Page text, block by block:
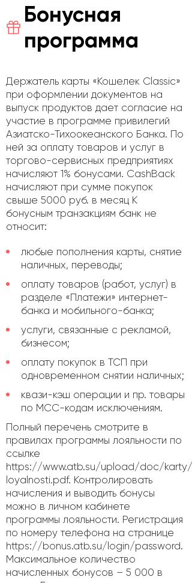
Бонусная
программа
Держатель карты «Кошелек Classic»
при оформлении документов на
выпуск продуктов дает согласие на
участие в программе привилегий
Азиатско-Тихоокеанского Банка. По
ней за оплату товаров и услуг в
торгово-сервисных предприятиях
начисляют 1% бонусами. CashBack
начисляют при сумме покупок
свыше 5000 руб. в месяц К
бонусным транзакциям банк не
относит:
любые пополнения карты, снятие
наличных, переводы;
оплату товаров (работ, услуг) в
разделе «Платежи» интернет-
банка и мобильного-банка;
услуги, связанные с рекламой,
бизнесом;
оплату покупок в ТСП при
одновременном снятии наличных;
квази-кэш операции и пр. товары
по МСС-кодам исключениям.
Полный перечень смотрите в
правилах программы лояльности по
ссылке
https://www.atb.su/upload/doc/karty/
loyalnosti.pdf. Контролировать
начисления и выводить бонусы
можно в личном кабинете
программы лояльности. Регистрация
по номеру телефона на странице
https://bonus.atb.su/login/password.
Максимальное количество
начисленных бонусов – 5 000 в